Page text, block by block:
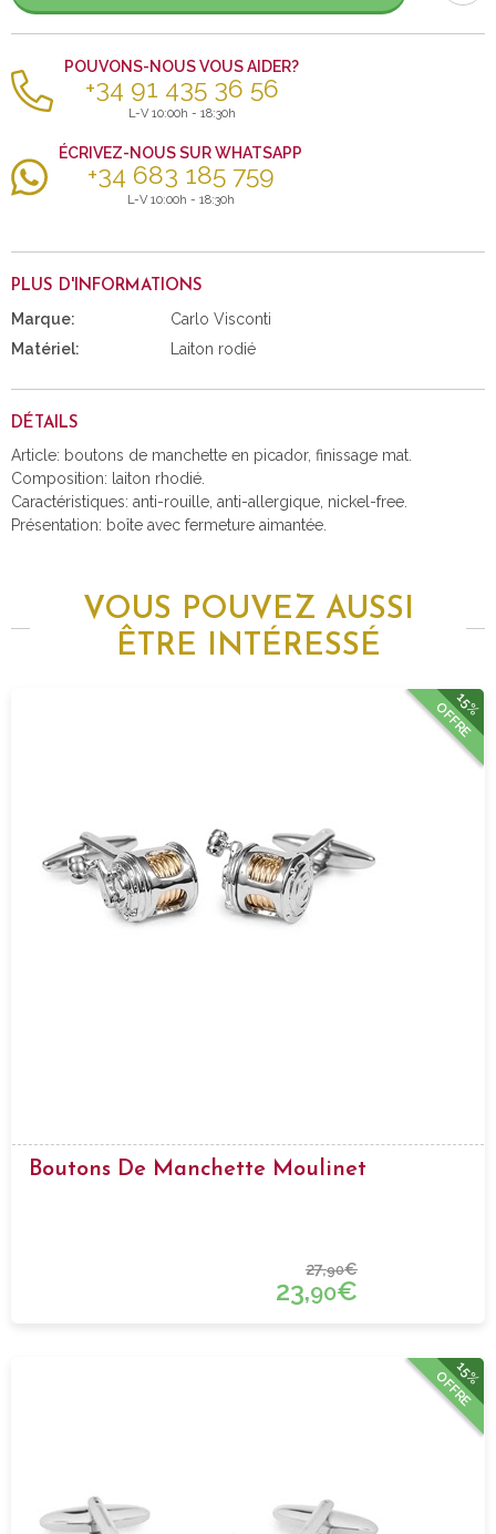
POUVONS-NOUS VOUS AIDER?
+34 91 435 36 56
L-V 10:00h - 18:30h
ÉCRIVEZ-NOUS SUR WHATSAPP
+34 683 185 759
L-V 10:00h - 18:30h
PLUS D'INFORMATIONS
Marque:
Carlo Visconti
Matériel:
Laiton rodié
DÉTAILS
Article: boutons de manchette en picador, finissage mat.
Composition: laiton rhodié.
Caractéristiques: anti-rouille, anti-allergique, nickel-free.
Présentation: boîte avec fermeture aimantée.
VOUS POUVEZ AUSSI
ÊTRE INTÉRESSÉ
15%
OFFRE
Boutons De Manchette Moulinet
27,90€
23,90€
15%
OFFRE